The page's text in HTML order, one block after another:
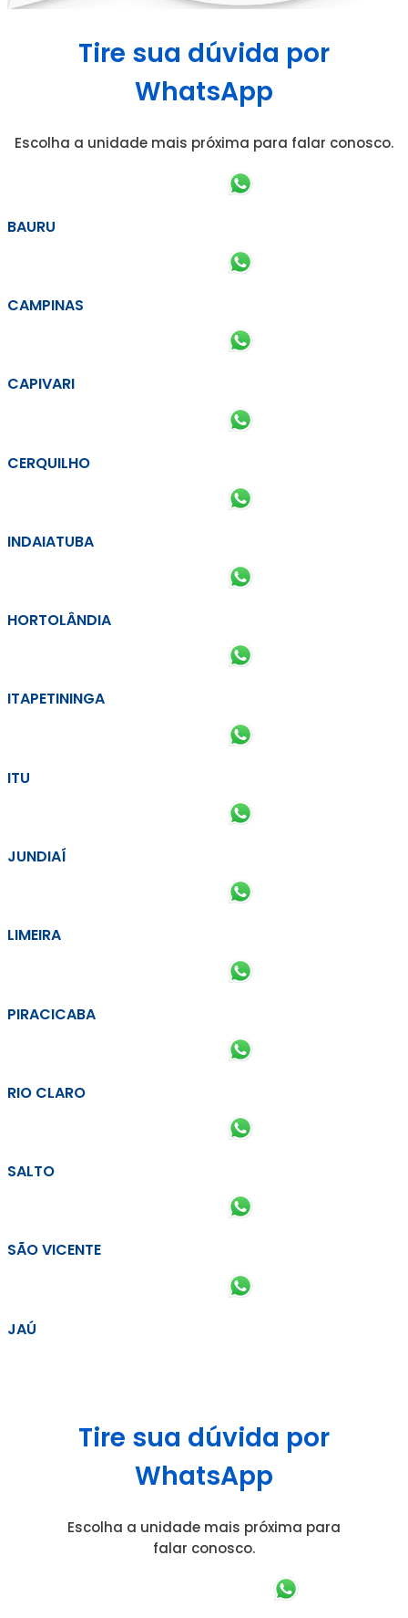
Tire sua dúvida por
WhatsApp
Escolha a unidade mais próxima para falar conosco.
BAURU
CAMPINAS
CAPIVARI
CERQUILHO
INDAIATUBA
HORTOLÂNDIA
ITAPETININGA
ITU
JUNDIAÍ
LIMEIRA
PIRACICABA
RIO CLARO
SALTO
SÃO VICENTE
JAÚ
Tire sua dúvida por
WhatsApp
Escolha a unidade mais próxima para
falar conosco.